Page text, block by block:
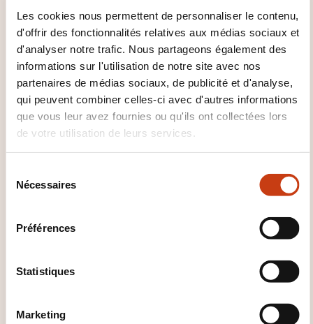
Les cookies nous permettent de personnaliser le contenu,
d'offrir des fonctionnalités relatives aux médias sociaux et
d'analyser notre trafic. Nous partageons également des
informations sur l'utilisation de notre site avec nos
partenaires de médias sociaux, de publicité et d'analyse,
qui peuvent combiner celles-ci avec d'autres informations
que vous leur avez fournies ou qu'ils ont collectées lors
de votre utilisation de leurs services.
Nécessaires
Préférences
Statistiques
Marketing
Méthode "Zero Inbox" pour gérer les emails.
Planification efficace des appels et réunions.
5. Prise de décision et délégation
Techniques pour des décisions rapides et
efficaces.
Stratégies de délégation pour libérer du temps
6. Équilibre travail-vie personnelle
professionnelle et personnelle.
surcharge mentale.
QUELLES MÉTHODES